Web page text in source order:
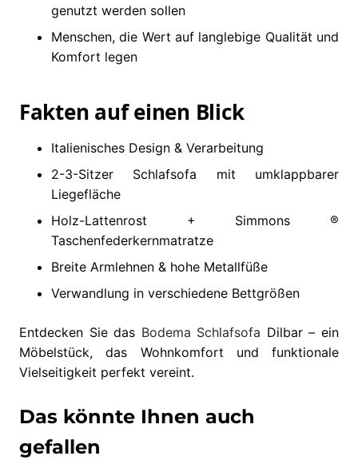
genutzt werden sollen
Menschen, die Wert auf langlebige Qualität und
Komfort legen
Fakten auf einen Blick
Italienisches Design & Verarbeitung
2-3-Sitzer Schlafsofa mit umklappbarer
Liegefläche
Holz-Lattenrost + Simmons ®
Taschenfederkernmatratze
Breite Armlehnen & hohe Metallfüße
Verwandlung in verschiedene Bettgrößen
Entdecken Sie das Bodema Schlafsofa Dilbar – ein
Möbelstück, das Wohnkomfort und funktionale
Vielseitigkeit perfekt vereint.
Das könnte Ihnen auch
gefallen